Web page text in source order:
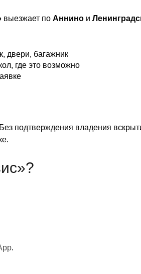
выезжает по Аннино и
двери, багажник
где это возможно
подтверждения владения
.